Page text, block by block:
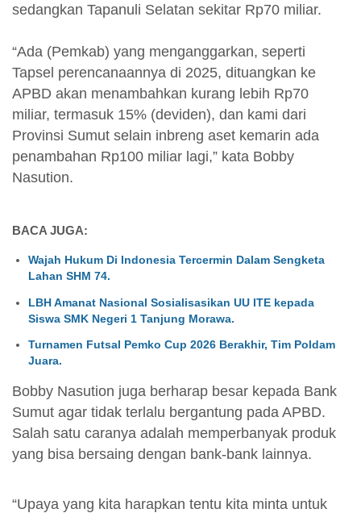
sedangkan Tapanuli Selatan sekitar Rp70 miliar.
“Ada (Pemkab) yang menganggarkan, seperti
Tapsel perencanaannya di 2025, dituangkan ke
APBD akan menambahkan kurang lebih Rp70
miliar, termasuk 15% (deviden), dan kami dari
Provinsi Sumut selain inbreng aset kemarin ada
penambahan Rp100 miliar lagi,” kata Bobby
Nasution.
BACA JUGA:
Wajah Hukum Di Indonesia Tercermin Dalam Sengketa
Lahan SHM 74.
LBH Amanat Nasional Sosialisasikan UU ITE kepada
Siswa SMK Negeri 1 Tanjung Morawa.
Turnamen Futsal Pemko Cup 2026 Berakhir, Tim Poldam
Juara.
Bobby Nasution juga berharap besar kepada Bank
Sumut agar tidak terlalu bergantung pada APBD.
Salah satu caranya adalah memperbanyak produk
yang bisa bersaing dengan bank-bank lainnya.
“Upaya yang kita harapkan tentu kita minta untuk